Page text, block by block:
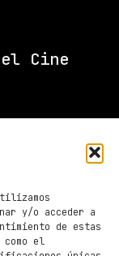
y/o acceder a
de estas
el
Cine